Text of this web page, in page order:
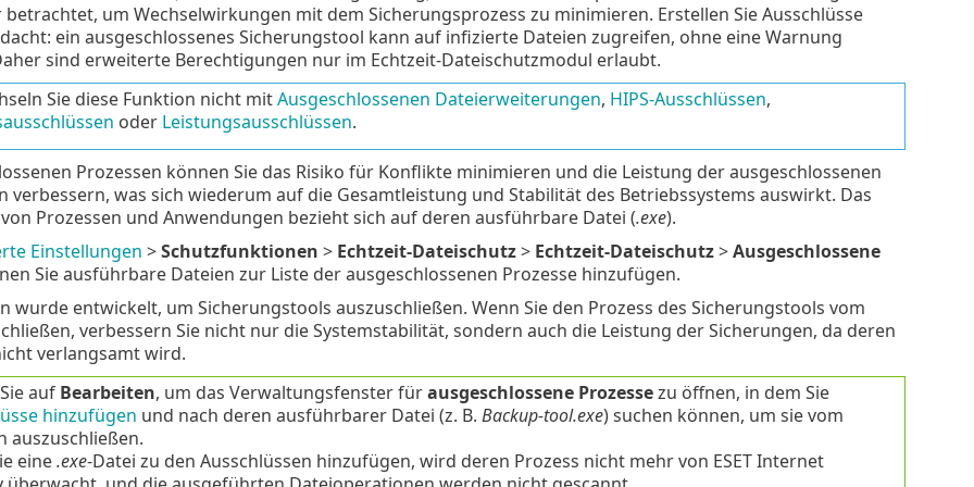
betrachtet, um Wechselwirkungen mit dem Sicherungsprozess zu minimieren. Erstellen Sie Ausschlüsse
ein ausgeschlossenes Sicherungstool kann auf infizierte Dateien zugreifen, ohne eine Warnung
sind erweiterte Berechtigungen nur im Echtzeit-Dateischutzmodul erlaubt.
Sie diese Funktion nicht mitAusgeschlossenen Dateierweiterungen, HIPS-Ausschlüssen,
oder Leistungsausschlüssen.
Prozessen können Sie das Risiko für Konflikte minimieren und die Leistung der ausgeschlossenen
verbessern, was sich wiederum auf die Gesamtleistung und Stabilität des Betriebssystems auswirkt. Das
Prozessen und Anwendungen bezieht sich auf deren ausführbare Datei (.exe).
Einstellungen >Schutzfunktionen > Echtzeit-Dateischutz> Echtzeit-Dateischutz>Ausgeschlossene
Sie ausführbare Dateien zur Liste der ausgeschlossenen Prozesse hinzufügen.
wurde entwickelt, um Sicherungstools auszuschließen. Wenn Sie den Prozess des Sicherungstools vom
verbessern Sie nicht nur die Systemstabilität, sondern auch die Leistung der Sicherungen, da deren
verlangsamt wird.
auf Bearbeiten, um das Verwaltungsfenster fürausgeschlossene Prozessezu öffnen, in dem Sie
hinzufügen und nach deren ausführbarer Datei (z. B. Backup-tool.exe) suchen können, um sie vom
auszuschließen.
eine.exe-Datei zu den Ausschlüssen hinzufügen, wird deren Prozess nicht mehr von ESET Internet